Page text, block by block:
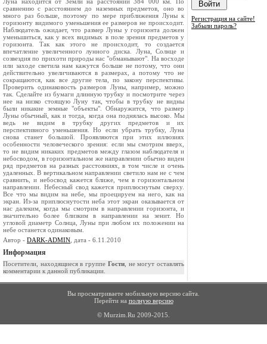
сравнению с расстоянием до наземных предметов, оно во
много раз больше, поэтому по мере приближения Луны к
горизонту видимого уменьшения ее размеров не происходит.
Наблюдатель ожидает, что размер Луны у горизонта должен
уменьшиться, как у всех видимых в поле зрения предметов у
горизонта. Так как этого не происходит, то создается
впечатление увеличенного лунного диска. Луна, Солнце и
созвездия по прихоти природы нас "обманывают". На восходе
или заходе светила нам кажутся больше не потому, что они
действительно увеличиваются в размерах, а потому что не
сокращаются, как все другие тела, по закону перспективы.
Проверить одинаковость размеров Луны, например, можно
так. Сделайте из бумаги длинную трубку и посмотрите через
нее на низко стоящую Луну так, чтобы в трубку не видны
были никакие земные "объекты". Обнаружится, что размер
Луны обычный, как и тогда, когда она поднялась высоко. Мы
ведь не видим в трубку других предметов и их
перспективного уменьшения. Но если убрать трубку, Луна
снова станет большой. Проявляются при этих иллюзиях
особенности человеческого зрения: если мы смотрим вверх,
то не видим никаких предметов между глазом наблюдателя и
небосводом, в горизонтальном же направлении обычно виден
ряд предметов на разных расстояниях, в том числе и очень
удаленных. В вертикальном направлении светило нам не с чем
сравнить, и небосвод кажется ближе, чем в горизонтальном
направлении. Небесный свод кажется приплюснутым сверху.
Все что мы видим на небе, мы проецируем на него, как на
экран. Из-за приплюснутости неба этот экран оказывается от
нас далеким, когда мы смотрим в направлении горизонта, и
значителъно более близким в направлении на зенит. Но
угловой диаметр Солнца, Луны при любом их положении на
небе останется одинаковым.
Автор - DARK-ADMIN , дата - 6.11.2010
Информация
Посетители, находящиеся в группе Гости, не могут оставлять
комментарии к данной публикации.
Регистрация на сайте!
Забыли пароль?
Вы просматриваете мобильную версию сайта.
Перейти на полную версию
© Murzim.Ru 2009-2015.